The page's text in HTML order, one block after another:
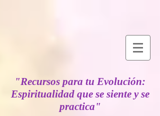
"Recursos para tu Evolución:
Espiritualidad que se siente y se
practica"